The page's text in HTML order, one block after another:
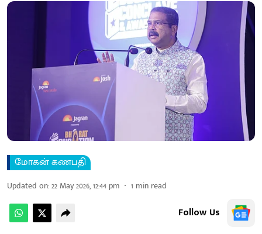
மோகன் கணபதி
Updated on:22 May 2026, 12:44 pm 1 min read
Follow Us